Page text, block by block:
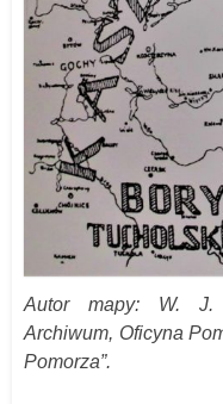
Autor mapy: W. J.
Archiwum, Oficyna
Pomorza”.